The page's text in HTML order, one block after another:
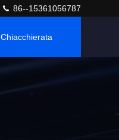
86--15361056787
Chiacchierata